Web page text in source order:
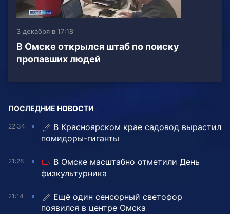
3 декабря в 17:18
В Омске открылся штаб по поиску
пропавших людей
ПОСЛЕДНИЕ НОВОСТИ
22:34
В Красноярском крае садовод вырастил
помидоры-гиганты
21:28
В Омске масштабно отметили День
физкультурника
21:14
Ещё один сенсорный светофор
появился в центре Омска